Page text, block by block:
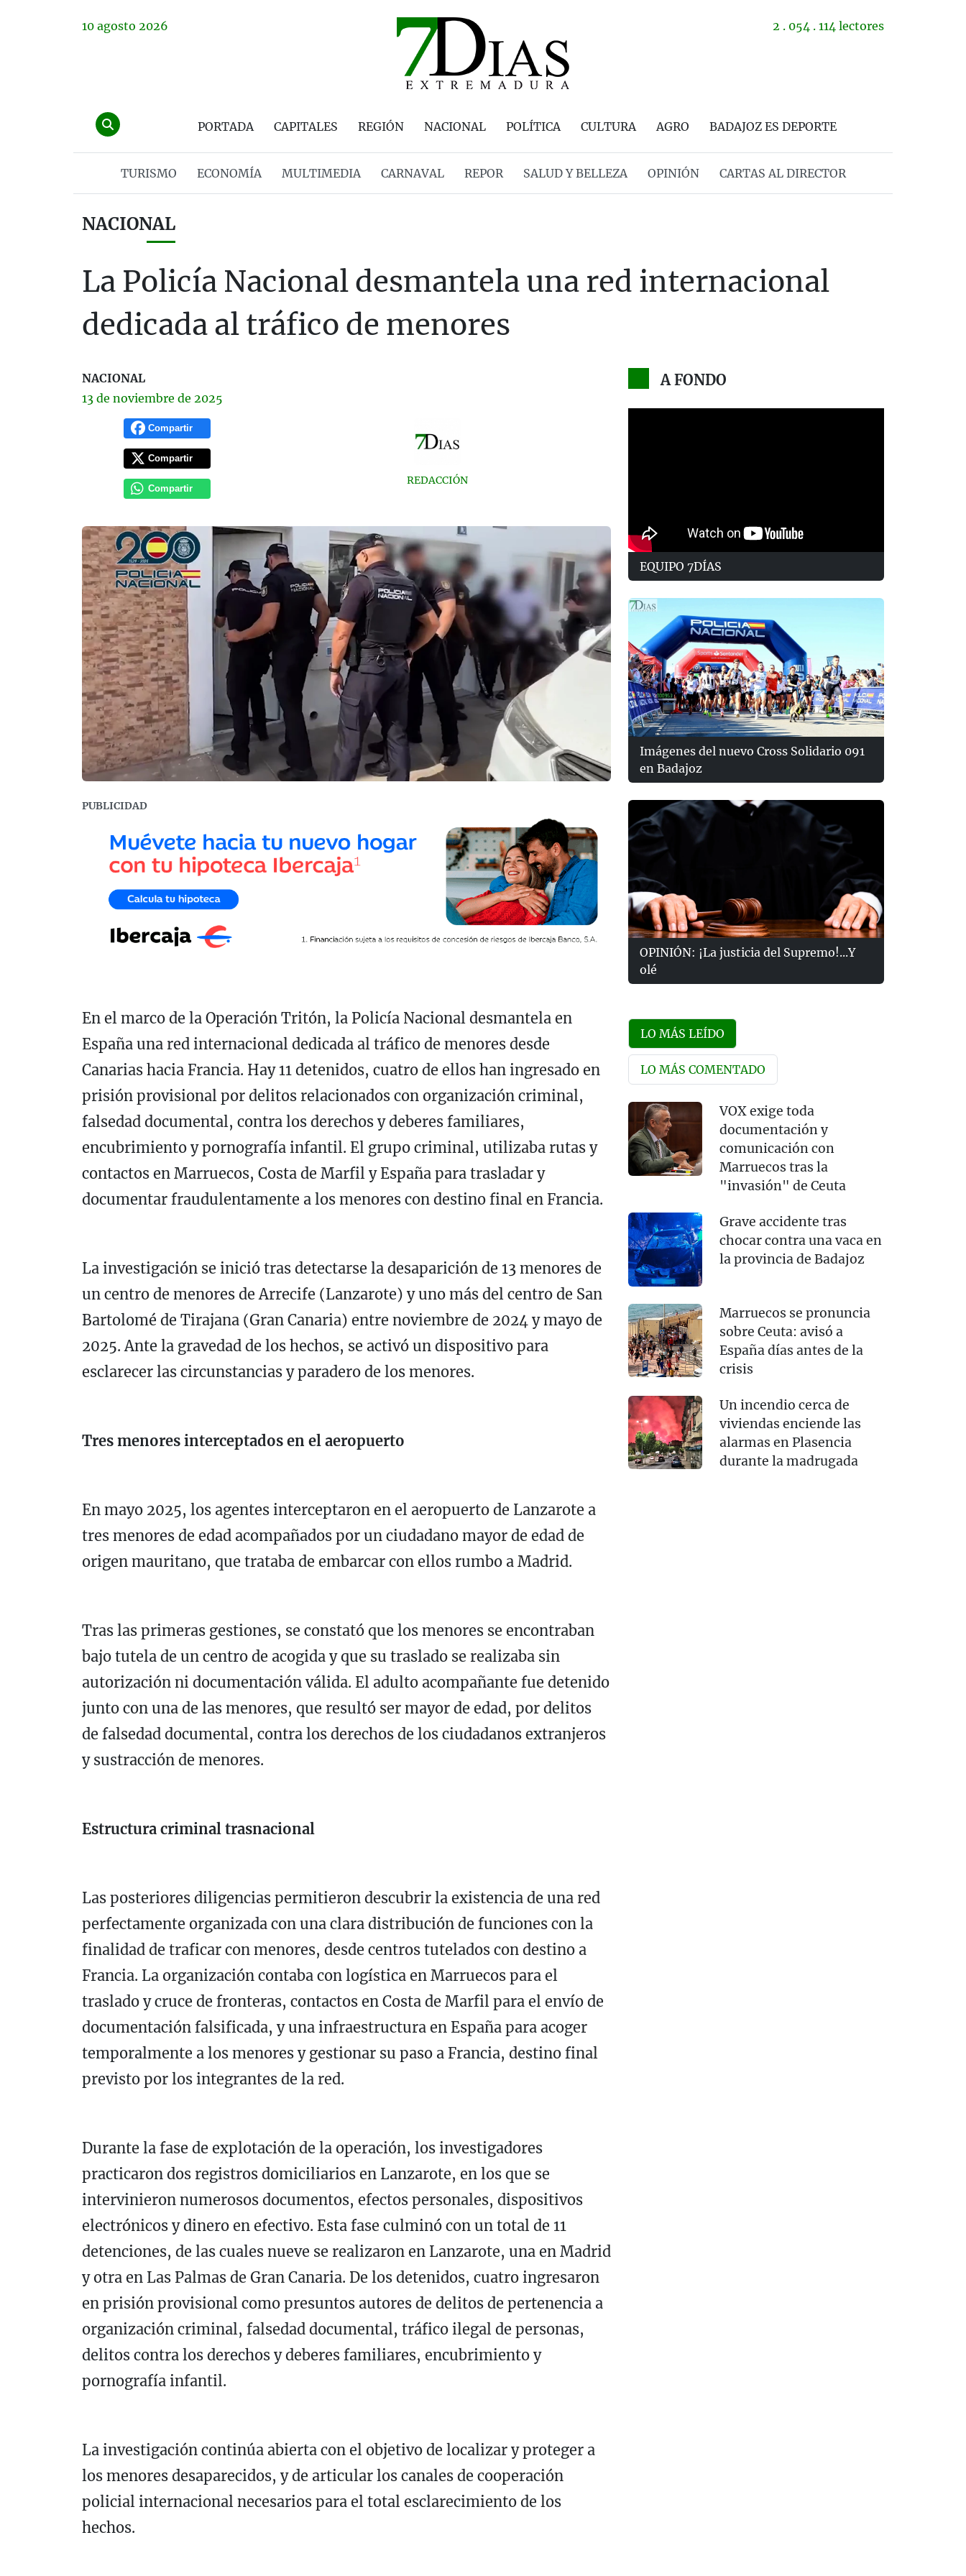
10 agosto 2026 2 . 054 . 114 lectores
PORTADA CAPITALES REGIÓN NACIONAL POLÍTICA CULTURA AGRO BADAJOZ ES DEPORTE
TURISMO ECONOMÍA MULTIMEDIA CARNAVAL REPOR SALUD Y BELLEZA OPINIÓN CARTAS AL DIRECTOR
NACIONAL
La Policía Nacional desmantela una red internacional
dedicada al tráfico de menores
NACIONAL
13 de noviembre de 2025
Compartir
Compartir
Compartir
REDACCIÓN
PUBLICIDAD
En el marco de la Operación Tritón, la Policía Nacional desmantela en
España una red internacional dedicada al tráfico de menores desde
Canarias hacia Francia. Hay 11 detenidos, cuatro de ellos han ingresado en
prisión provisional por delitos relacionados con organización criminal,
falsedad documental, contra los derechos y deberes familiares,
encubrimiento y pornografía infantil. El grupo criminal, utilizaba rutas y
contactos en Marruecos, Costa de Marfil y España para trasladar y
documentar fraudulentamente a los menores con destino final en Francia.
La investigación se inició tras detectarse la desaparición de 13 menores de
un centro de menores de Arrecife (Lanzarote) y uno más del centro de San
Bartolomé de Tirajana (Gran Canaria) entre noviembre de 2024 y mayo de
2025. Ante la gravedad de los hechos, se activó un dispositivo para
esclarecer las circunstancias y paradero de los menores.
Tres menores interceptados en el aeropuerto
En mayo 2025, los agentes interceptaron en el aeropuerto de Lanzarote a
tres menores de edad acompañados por un ciudadano mayor de edad de
origen mauritano, que trataba de embarcar con ellos rumbo a Madrid.
Tras las primeras gestiones, se constató que los menores se encontraban
bajo tutela de un centro de acogida y que su traslado se realizaba sin
autorización ni documentación válida. El adulto acompañante fue detenido
junto con una de las menores, que resultó ser mayor de edad, por delitos
de falsedad documental, contra los derechos de los ciudadanos extranjeros
y sustracción de menores.
Estructura criminal trasnacional
Las posteriores diligencias permitieron descubrir la existencia de una red
perfectamente organizada con una clara distribución de funciones con la
finalidad de traficar con menores, desde centros tutelados con destino a
Francia. La organización contaba con logística en Marruecos para el
traslado y cruce de fronteras, contactos en Costa de Marfil para el envío de
documentación falsificada, y una infraestructura en España para acoger
temporalmente a los menores y gestionar su paso a Francia, destino final
previsto por los integrantes de la red.
Durante la fase de explotación de la operación, los investigadores
practicaron dos registros domiciliarios en Lanzarote, en los que se
intervinieron numerosos documentos, efectos personales, dispositivos
electrónicos y dinero en efectivo. Esta fase culminó con un total de 11
detenciones, de las cuales nueve se realizaron en Lanzarote, una en Madrid
y otra en Las Palmas de Gran Canaria. De los detenidos, cuatro ingresaron
en prisión provisional como presuntos autores de delitos de pertenencia a
organización criminal, falsedad documental, tráfico ilegal de personas,
delitos contra los derechos y deberes familiares, encubrimiento y
pornografía infantil.
La investigación continúa abierta con el objetivo de localizar y proteger a
los menores desaparecidos, y de articular los canales de cooperación
policial internacional necesarios para el total esclarecimiento de los
hechos.
A FONDO
EQUIPO 7DÍAS
Imágenes del nuevo Cross Solidario 091
en Badajoz
OPINIÓN: ¡La justicia del Supremo!...Y
olé
LO MÁS LEÍDO
LO MÁS COMENTADO
VOX exige toda
documentación y
comunicación con
Marruecos tras la
"invasión" de Ceuta
Grave accidente tras
chocar contra una vaca en
la provincia de Badajoz
Marruecos se pronuncia
sobre Ceuta: avisó a
España días antes de la
crisis
Un incendio cerca de
viviendas enciende las
alarmas en Plasencia
durante la madrugada